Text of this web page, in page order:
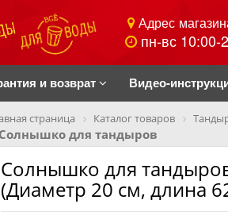
Адрес
пн-вс 10:00-
и возврат Видео-
страница Каталог товаров
Солнышко для тандыров
Солнышко для
(Диаметр 20 см, длина